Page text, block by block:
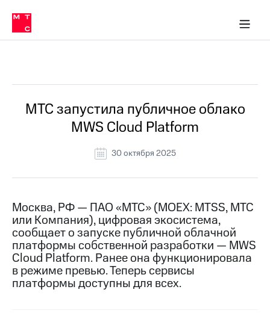
Медиа-центр
и акционерам
Устойчивое развитие
Комплаенс и деловая этика
компании
Карьера
История
компании
Руководство
Контакты
Медиа-центр
Пресс-
релизы
МТС
в МТС
Пресс-
релизы
о технологиях
МТС запустила публичное облако
MWS Cloud Platform
30 октября 2025
Москва, РФ — ПАО «МТС» (MOEX: MTSS, МТС
или Компания), цифровая экосистема,
сообщает о запуске публичной облачной
платформы собственной разработки — MWS
Cloud Platform. Ранее она функционировала
в режиме превью. Теперь сервисы
платформы доступны для всех.